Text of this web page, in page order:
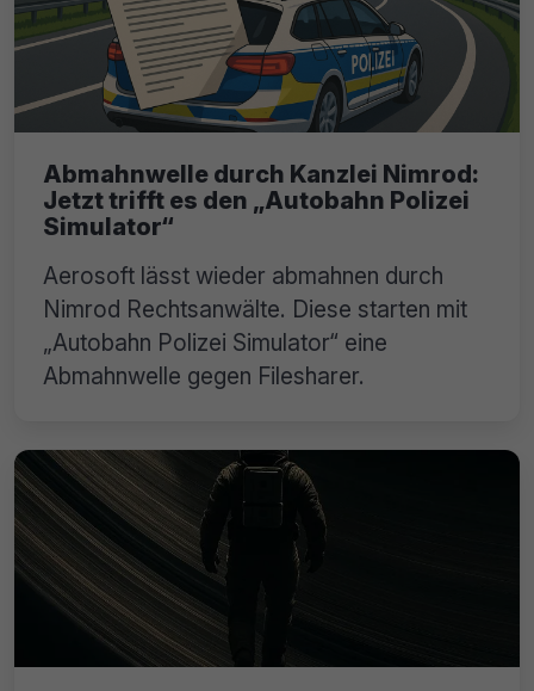
Abmahnwelle durch Kanzlei Nimrod:
Jetzt trifft es den „Autobahn Polizei
Simulator“
Aerosoft lässt wieder abmahnen durch
Nimrod Rechtsanwälte. Diese starten mit
„Autobahn Polizei Simulator“ eine
Abmahnwelle gegen Filesharer.